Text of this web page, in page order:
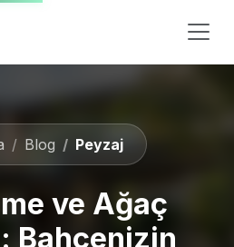
Blog Peyzaj
ve Ağaç
Bahçenizin